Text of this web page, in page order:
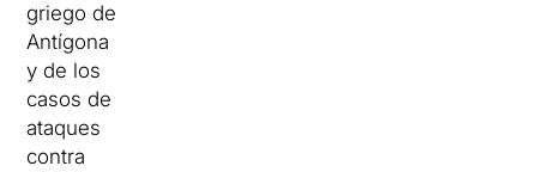
griego de
Antígona
y de los
casos de
ataques
contra